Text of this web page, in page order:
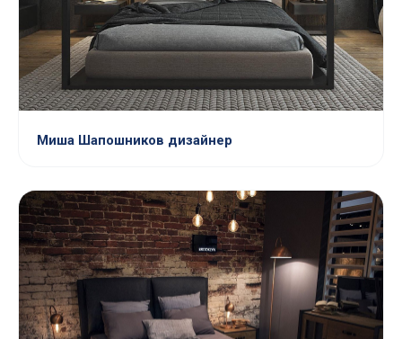
Миша Шапошников дизайнер